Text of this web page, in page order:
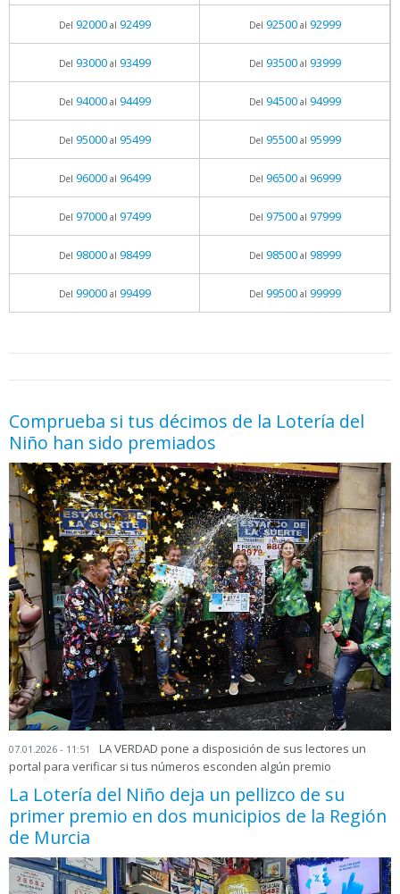
Del 92000al 92499 Del 92500al 92999
Del 93000al 93499 Del 93500al 93999
Del 94000al 94499 Del 94500al 94999
Del 95000al 95499 Del 95500al 95999
Del 96000al 96499 Del 96500al 96999
Del 97000al 97499 Del 97500al 97999
Del 98000al 98499 Del 98500al 98999
Del 99000al 99499 Del 99500al 99999
Comprueba si tus décimos de la Lotería del
Niño han sido premiados
07.01.2026 - 11:51
LA VERDAD pone a disposición de sus lectores un
portal para verificar si tus números esconden algún premio
La Lotería del Niño deja un pellizco de su
primer premio en dos municipios de la Región
de Murcia